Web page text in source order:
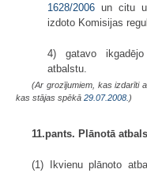
1628/2006 un citu
izdoto Komisijas
4) gatavo
atbalstu.
(Ar grozījumiem, kas izdarīti
kas stājas spēkā 29.07.2008. )
11.pants. Plānotā
(1) Ikvienu plānoto